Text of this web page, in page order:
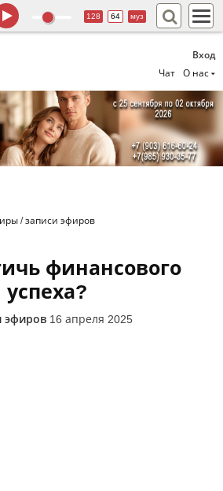
Вход
Чат
О нас
128 64 муз
/записи эфиров
финансового
успеха?
эфиров 16 апреля 2025